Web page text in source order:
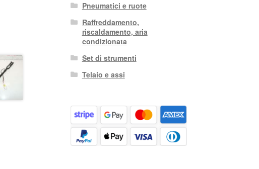
Pneumatici e ruote
Raffreddamento,
riscaldamento, aria
condizionata
Set di strumenti
Telaio e assi